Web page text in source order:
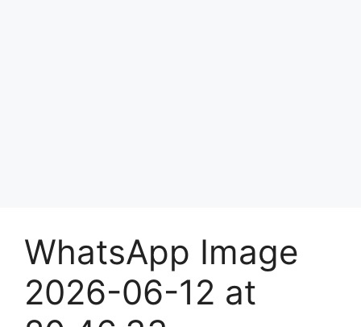
WhatsApp Image
2026-06-12 at